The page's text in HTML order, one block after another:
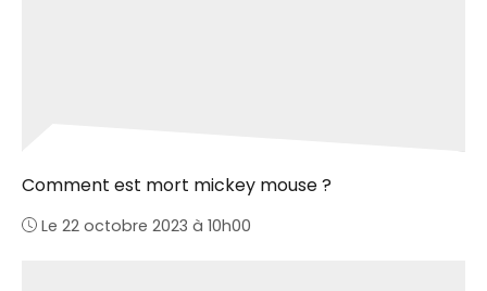
Comment est mort mickey mouse ?
Le 22 octobre 2023 à 10h00